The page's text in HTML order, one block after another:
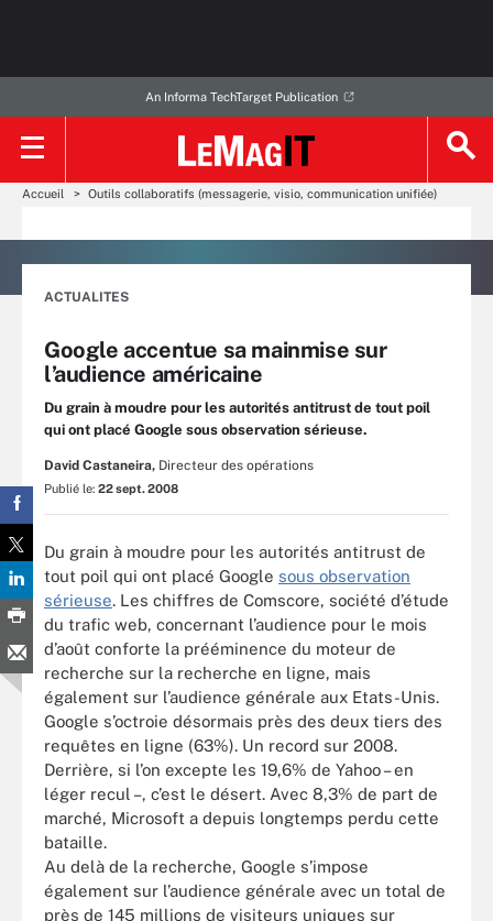
An Informa TechTarget Publication
Accueil Outils collaboratifs (messagerie, visio, communication unifiée)
ACTUALITES
Google accentue sa mainmise sur
l’audience américaine
Du grain à moudre pour les autorités antitrust de tout poil
qui ont placé Google sous observation sérieuse.
David Castaneira, Directeur des opérations
Publié le: 22 sept. 2008
Du grain à moudre pour les autorités antitrust de
tout poil qui ont placé Google sous observation
sérieuse. Les chiffres de Comscore, société d’étude
du trafic web, concernant l’audience pour le mois
d’août conforte la prééminence du moteur de
recherche sur la recherche en ligne, mais
également sur l’audience générale aux Etats-Unis.
Google s’octroie désormais près des deux tiers des
requêtes en ligne (63%). Un record sur 2008.
Derrière, si l’on excepte les 19,6% de Yahoo – en
léger recul –, c’est le désert. Avec 8,3% de part de
marché, Microsoft a depuis longtemps perdu cette
bataille.
Au delà de la recherche, Google s’impose
également sur l’audience générale avec un total de
près de 145 millions de visiteurs uniques sur